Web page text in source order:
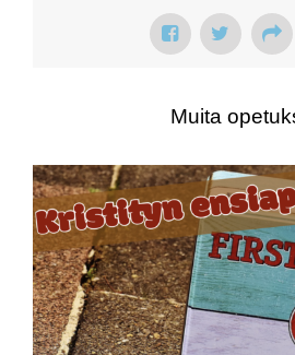
Muita